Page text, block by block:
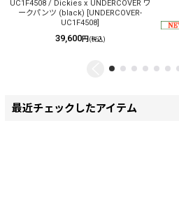
UC1F4508 / Dickies x UNDERCOVER ワ
ークパンツ (black) [UNDERCOVER-
UC1F4508]
39,600円 (税込)
最近チェックしたアイテム